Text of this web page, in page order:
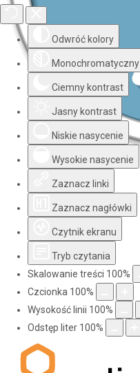
Odwróć kolory
Monochromatyczny
Ciemny kontrast
Jasny kontrast
Niskie nasycenie
Wysokie nasycenie
Zaznacz linki
Zaznacz nagłówki
Czytnik ekranu
Tryb czytania
Skalowanie treści 100%
Czcionka 100%
Wysokość linii 100%
Odstęp liter 100%